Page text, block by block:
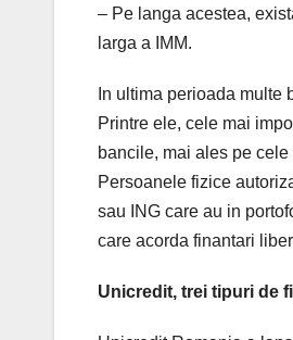
– Pe langa acestea,
larga a IMM.
In ultima perioada
Printre ele, cele mai
bancile, mai ales pe
Persoanele fizice
sau ING care au in
care acorda finantari
Unicredit, trei tipuri de